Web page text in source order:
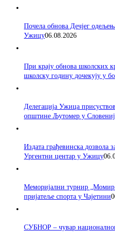
Почела обнова Дечјег
Ужицу06.08.2026
При крају обнова школских
школску годину дочекују у
Делегација Ужица
општине Љутомер у
Издата грађевинска
Ургентни центар у Ужицу
Меморијални турнир
пријатеље спорта у Чајетини
СУБНОР – чувар